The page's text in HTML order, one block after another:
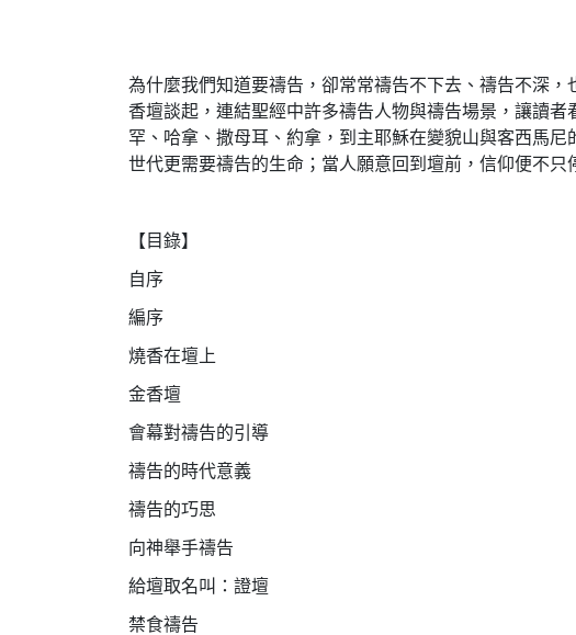
為什麼我們知道要禱告，卻常常禱告不下去、禱告不深
香壇談起，連結聖經中許多禱告人物與禱告場景，讓讀
罕、哈拿、撒母耳、約拿，到主耶穌在變貌山與客西馬
世代更需要禱告的生命；當人願意回到壇前，信仰便不
【目錄】
自序
編序
燒香在壇上
金香壇
會幕對禱告的引導
禱告的時代意義
禱告的巧思
向神舉手禱告
給壇取名叫：證壇
禁食禱告